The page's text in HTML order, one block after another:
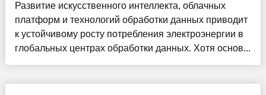
Развитие искусственного интеллекта, облачных
платформ и технологий обработки данных приводит
к устойчивому росту потребления электроэнергии в
глобальных центрах обработки данных. Хотя основ...